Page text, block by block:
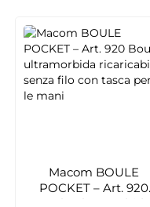
Macom BOULE
POCKET – Art. 920